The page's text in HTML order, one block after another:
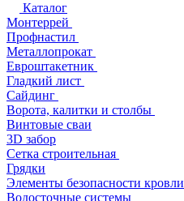
Каталог
Монтеррей
Профнастил
Металлопрокат
Евроштакетник
Гладкий лист
Сайдинг
Ворота, калитки и столбы
Винтовые сваи
3D забор
Сетка строительная
Грядки
Элементы безопасности кровли
Водосточные системы